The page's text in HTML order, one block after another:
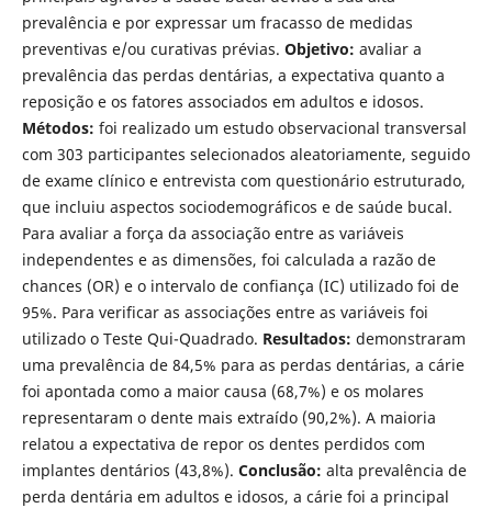
prevalência e por expressar um fracasso de medidas
preventivas e/ou curativas prévias. Objetivo: avaliar a
prevalência das perdas dentárias, a expectativa quanto a
reposição e os fatores associados em adultos e idosos.
Métodos: foi realizado um estudo observacional transversal
com 303 participantes selecionados aleatoriamente, seguido
de exame clínico e entrevista com questionário estruturado,
que incluiu aspectos sociodemográficos e de saúde bucal.
Para avaliar a força da associação entre as variáveis
independentes e as dimensões, foi calculada a razão de
chances (OR) e o intervalo de confiança (IC) utilizado foi de
95%. Para verificar as associações entre as variáveis foi
utilizado o Teste Qui-Quadrado. Resultados: demonstraram
uma prevalência de 84,5% para as perdas dentárias, a cárie
foi apontada como a maior causa (68,7%) e os molares
representaram o dente mais extraído (90,2%). A maioria
relatou a expectativa de repor os dentes perdidos com
implantes dentários (43,8%). Conclusão: alta prevalência de
perda dentária em adultos e idosos, a cárie foi a principal